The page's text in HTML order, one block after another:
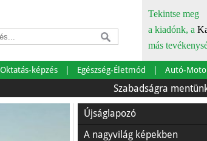
Tekintse meg
a kiadónk, a
más
Oktatás-képzés Egészség-Életmód Autó-
Szabadságra mentünk!
Újságlapozó
A nagyvilág képekben